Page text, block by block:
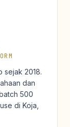
sejak 2018.
dan
500
di Koja,